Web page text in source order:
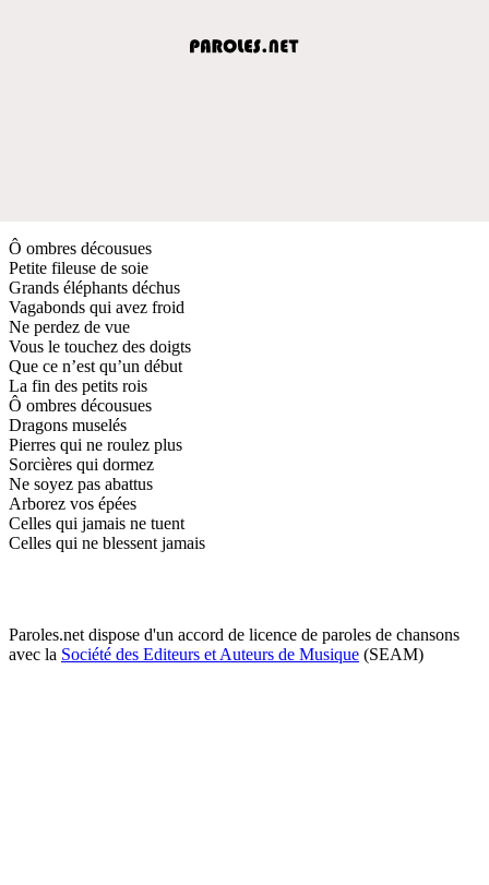
Ô ombres décousues
Petite fileuse de soie
Grands éléphants déchus
Vagabonds qui avez froid
Ne perdez de vue
Vous le touchez des doigts
Que ce n’est qu’un début
La fin des petits rois
Ô ombres décousues
Dragons muselés
Pierres qui ne roulez plus
Sorcières qui dormez
Ne soyez pas abattus
Arborez vos épées
Celles qui jamais ne tuent
Celles qui ne blessent jamais
Paroles.net dispose d'un accord de licence de paroles de chansons
avec la Société des Editeurs et Auteurs de Musique (SEAM)